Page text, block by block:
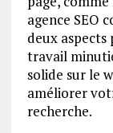
agence SEO
deux
travail
solide sur le
améliorer
recherche.